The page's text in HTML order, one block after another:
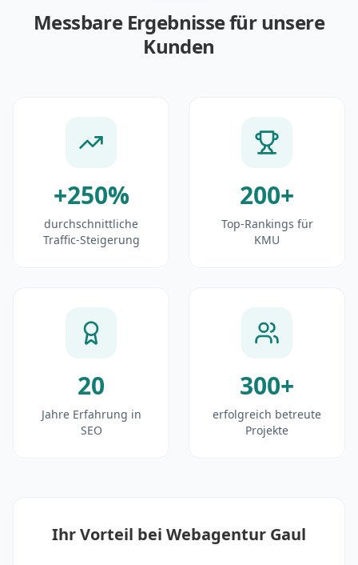
Messbare Ergebnisse für unsere
Kunden
+250%
durchschnittliche
Traffic-Steigerung
200+
Top-Rankings für
KMU
20
Jahre Erfahrung in
SEO
300+
erfolgreich betreute
Projekte
Ihr Vorteil bei Webagentur Gaul